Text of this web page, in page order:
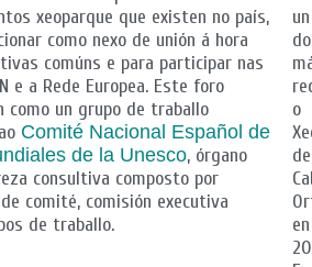
xeoparque que existen no país,
como nexo de unión á hora
comúns e para participar nas
e a Rede Europea. Este foro
como un grupo de traballo
Comité Nacional Español de
de la Unesco, órgano
consultiva composto por
de comité, comisión executiva
de traballo.
un
o
de
en